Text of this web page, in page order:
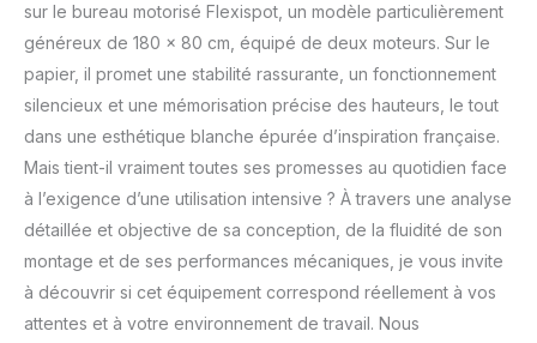
sur le bureau motorisé Flexispot, un modèle particulièrement
généreux de 180 x 80 cm, équipé de deux moteurs. Sur le
papier, il promet une stabilité rassurante, un fonctionnement
silencieux et une mémorisation précise des hauteurs, le tout
dans une esthétique blanche épurée d’inspiration française.
Mais tient-il vraiment toutes ses promesses au quotidien face
à l’exigence d’une utilisation intensive ? À travers une analyse
détaillée et objective de sa conception, de la fluidité de son
montage et de ses performances mécaniques, je vous invite
à découvrir si cet équipement correspond réellement à vos
attentes et à votre environnement de travail. Nous